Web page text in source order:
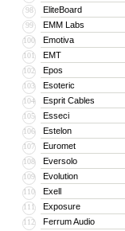
98 EliteBoard
99 EMM Labs
100 Emotiva
101 EMT
102 Epos
103 Esoteric
104 Esprit Cables
105 Esseci
106 Estelon
107 Euromet
108 Eversolo
109 Evolution
110 Exell
111 Exposure
112 Ferrum Audio